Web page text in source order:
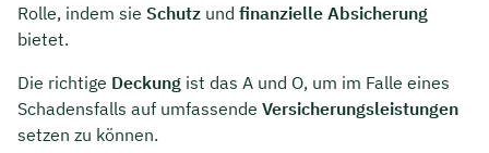
Rolle, indem sie Schutz und finanzielle Absicherung
bietet.
Die richtige Deckung ist das A und O, um im Falle eines
Schadensfalls auf umfassende Versicherungsleistungen
setzen zu können.